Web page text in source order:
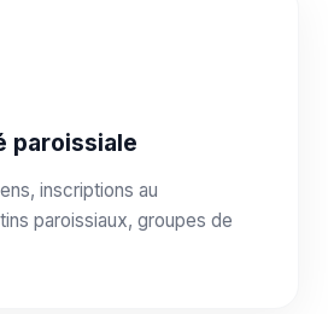
paroissiale
inscriptions au
paroissiaux, groupes de